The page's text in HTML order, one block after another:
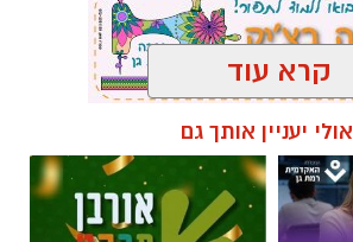
, זמני כניסת השבת ברמת גן
קרא עוד
אולי יעניין אותך גם